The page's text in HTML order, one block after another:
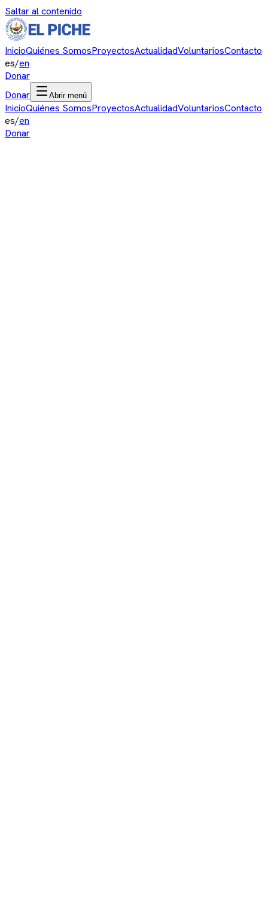
Saltar al contenido
InicioQuiénes SomosProyectosActualidadVoluntariosContacto
es/en
Donar
Donar
Abrir menú
InicioQuiénes SomosProyectosActualidadVoluntariosContacto
es/en
Donar